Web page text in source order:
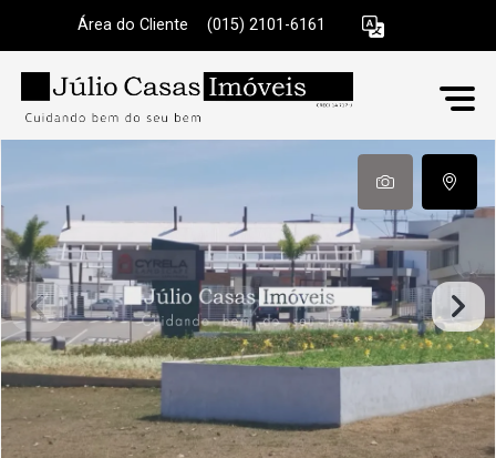
Área do Cliente (015) 2101-6161